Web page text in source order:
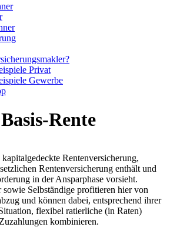
Privat
Gewerbe
Rente
Rentenversicherung,
Rentenversicherung enthält und
in der Ansparphase vorsieht.
sowie Selbständige profitieren hier von
und können dabei, entsprechend ihrer
flexibel ratierliche (in Raten)
kombinieren.